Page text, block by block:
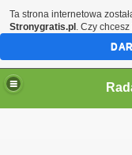
Ta strona internetowa
Stronygratis.pl . Czy